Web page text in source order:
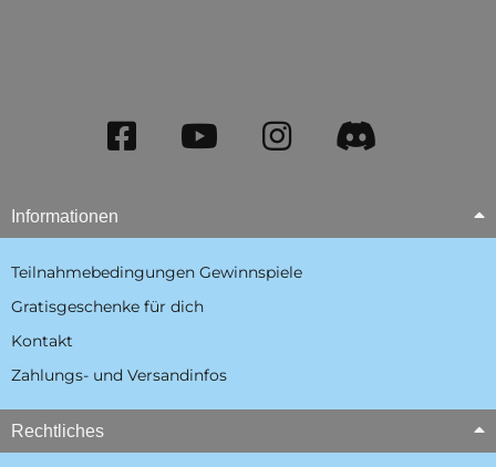
Informationen
Teilnahmebedingungen Gewinnspiele
Gratisgeschenke für dich
Kontakt
Zahlungs- und Versandinfos
Rechtliches